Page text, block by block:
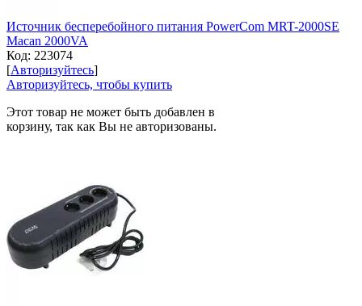
Источник бесперебойного питания PowerCom MRT-2000SE
Macan 2000VA
Код: 223074
[Авторизуйтесь]
Авторизуйтесь, чтобы купить
Этот товар не может быть добавлен в
корзину, так как Вы не авторизованы.